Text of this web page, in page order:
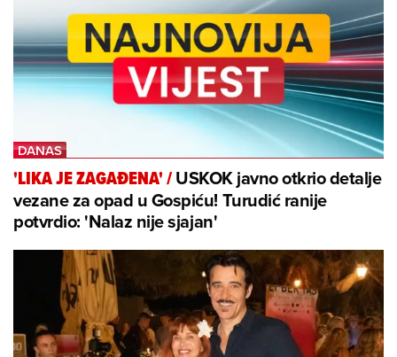
'LIKA JE ZAGAĐENA'/USKOK javno otkrio detalje
vezane za opad u Gospiću! Turudić ranije
potvrdio: 'Nalaz nije sjajan'